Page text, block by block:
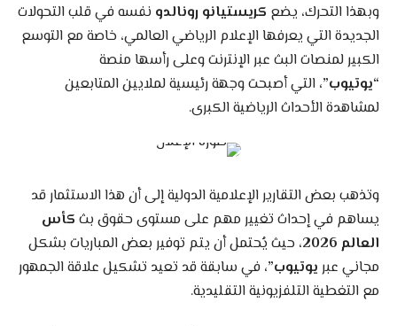
وبهذا التحرك، يضعكريستيانو رونالدونفسه في قلب التحولات
الجديدة التي يعرفها الإعلام الرياضي العالمي، خاصة مع التوسع
الكبير لمنصات البث عبر الإنترنت وعلى رأسها منصة
“يوتيوب”،التي أصبحت وجهة رئيسية لملايين المتابعين
لمشاهدة الأحداث الرياضية الكبرى.
وتذهب بعض التقارير الإعلامية الدولية إلى أن هذا الاستثمار قد
يساهم في إحداث تغيير مهم على مستوى حقوق بثكأس
العالم 2026
، حيث يُحتمل أن يتم توفير بعض المباريات بشكل
مجاني عبريوتيوب”،في سابقة قد تعيد تشكيل علاقة الجمهور
مع التغطية التلفزيونية التقليدية.